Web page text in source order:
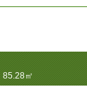
85.28㎡